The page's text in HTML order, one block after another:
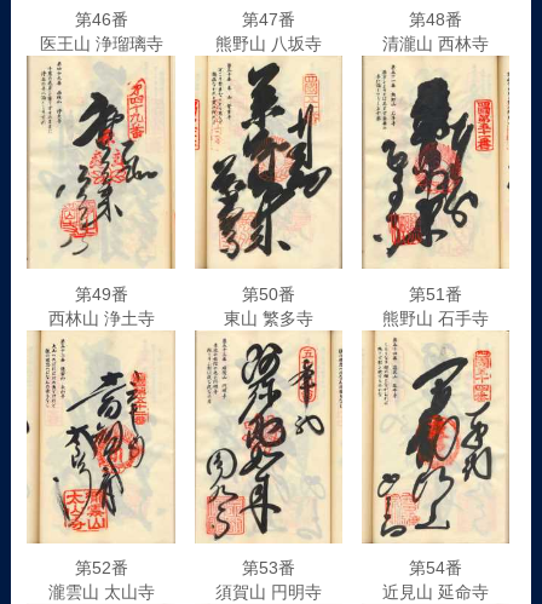
第46番
医王山 浄瑠璃寺
第47番
熊野山 八坂寺
第48番
清瀧山 西林寺
第49番
西林山 浄土寺
第50番
東山 繁多寺
第51番
熊野山 石手寺
第52番
瀧雲山 太山寺
第53番
須賀山 円明寺
第54番
近見山 延命寺